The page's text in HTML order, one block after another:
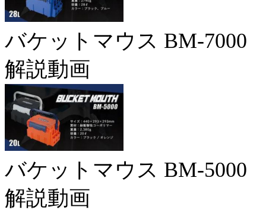
バケットマウス BM-7000
解説動画
バケットマウス BM-5000
解説動画